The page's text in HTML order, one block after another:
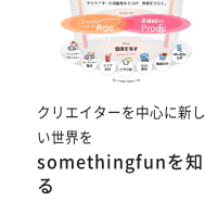
クリエイターを中心に新し
い世界を
somethingfunを知
る